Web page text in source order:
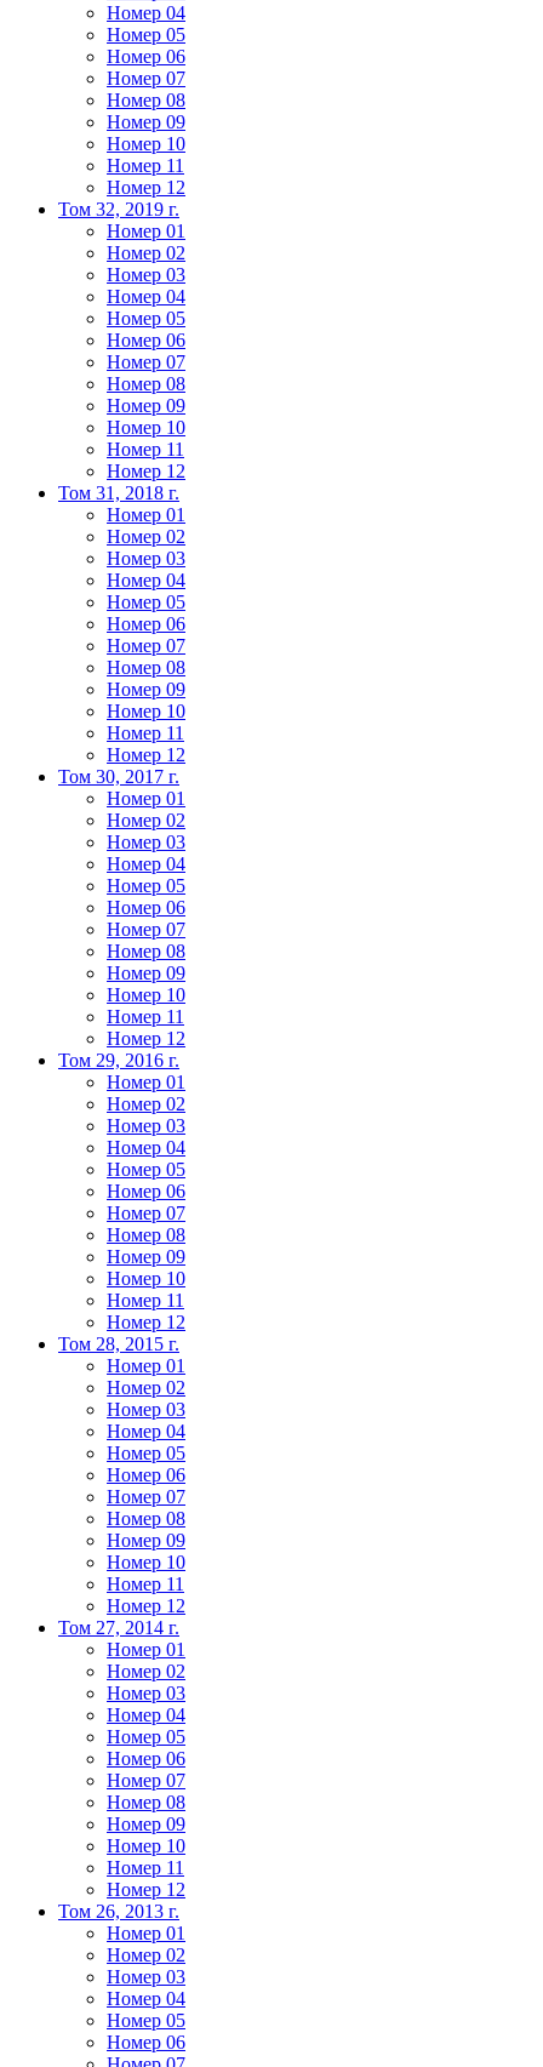
Номер 04
Номер 05
Номер 06
Номер 07
Номер 08
Номер 09
Номер 10
Номер 11
Номер 12
Том 32, 2019 г.
Номер 01
Номер 02
Номер 03
Номер 04
Номер 05
Номер 06
Номер 07
Номер 08
Номер 09
Номер 10
Номер 11
Номер 12
Том 31, 2018 г.
Номер 01
Номер 02
Номер 03
Номер 04
Номер 05
Номер 06
Номер 07
Номер 08
Номер 09
Номер 10
Номер 11
Номер 12
Том 30, 2017 г.
Номер 01
Номер 02
Номер 03
Номер 04
Номер 05
Номер 06
Номер 07
Номер 08
Номер 09
Номер 10
Номер 11
Номер 12
Том 29, 2016 г.
Номер 01
Номер 02
Номер 03
Номер 04
Номер 05
Номер 06
Номер 07
Номер 08
Номер 09
Номер 10
Номер 11
Номер 12
Том 28, 2015 г.
Номер 01
Номер 02
Номер 03
Номер 04
Номер 05
Номер 06
Номер 07
Номер 08
Номер 09
Номер 10
Номер 11
Номер 12
Том 27, 2014 г.
Номер 01
Номер 02
Номер 03
Номер 04
Номер 05
Номер 06
Номер 07
Номер 08
Номер 09
Номер 10
Номер 11
Номер 12
Том 26, 2013 г.
Номер 01
Номер 02
Номер 03
Номер 04
Номер 05
Номер 06